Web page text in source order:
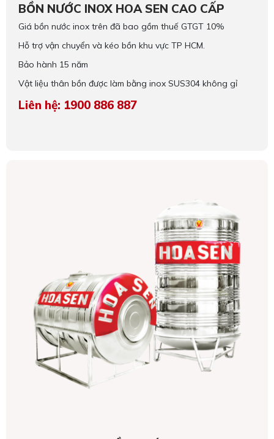
BỒN NƯỚC INOX HOA SEN CAO CẤP
Giá bồn nước inox trên đã bao gồm thuế GTGT 10%
Hỗ trợ vận chuyển và kéo bồn khu vực TP HCM.
Bảo hành 15 năm
Vật liệu thân bồn được làm bằng inox SUS304 không gỉ
Liên hệ: 1900 886 887